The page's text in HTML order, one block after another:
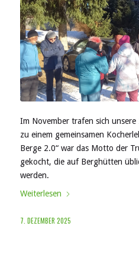
Im November trafen sich
zu einem gemeinsamen
Berge 2.0“ war das Motto der
gekocht, die auf Berghütten
werden.
Weiterlesen
7. DEZEMBER 2025